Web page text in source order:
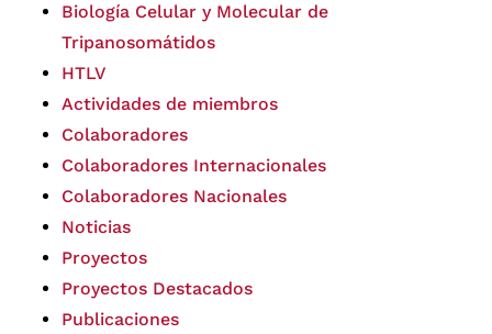
Biología Celular y Molecular de
Tripanosomátidos
HTLV
Actividades de miembros
Colaboradores
Colaboradores Internacionales
Colaboradores Nacionales
Noticias
Proyectos
Proyectos Destacados
Publicaciones